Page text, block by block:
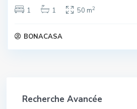
1
1 50 m2
BONACASA
Recherche Avancée